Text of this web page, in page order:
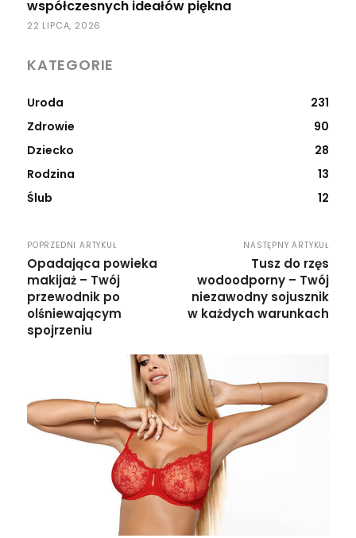
współczesnych ideałów piękna
22 LIPCA, 2026
KATEGORIE
Uroda
231
Zdrowie
90
Dziecko
28
Rodzina
13
Ślub
12
POPRZEDNI ARTYKUŁ
Opadająca powieka
makijaż – Twój
przewodnik po
olśniewającym
spojrzeniu
NASTĘPNY ARTYKUŁ
Tusz do rzęs
wodoodporny – Twój
niezawodny sojusznik
w każdych warunkach